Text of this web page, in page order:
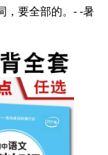
，要全部的。- -暑